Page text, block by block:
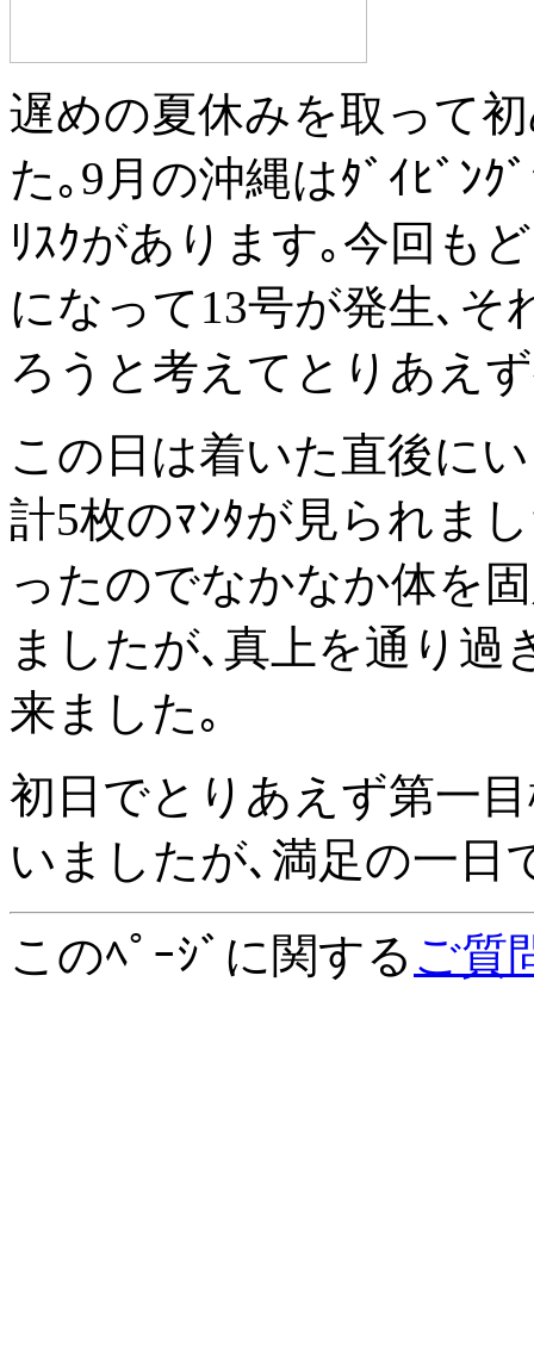
遅めの夏休みを取って
た｡9月の沖縄はﾀﾞｲﾋﾞﾝ
ﾘｽｸがあります｡今回も
になって13号が発生､そ
ろうと考えてとりあえ
この日は着いた直後に
計5枚のﾏﾝﾀが見られま
ったのでなかなか体を
ましたが､真上を通り過
来ました｡
初日でとりあえず第一
いましたが､満足の一日
このﾍﾟｰｼﾞに関する ご質